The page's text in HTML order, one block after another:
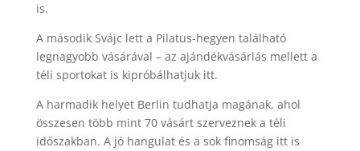
is.
A második Svájc lett a Pilatus-hegyen található
legnagyobb vásárával – az ajándékvásárlás mellett a
téli sportokat is kipróbálhatjuk itt.
A harmadik helyet Berlin tudhatja magának, ahol
összesen több mint 70 vásárt szerveznek a téli
időszakban. A jó hangulat és a sok finomság itt is